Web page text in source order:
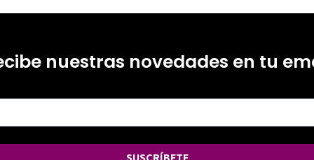
nuestras novedades en tu